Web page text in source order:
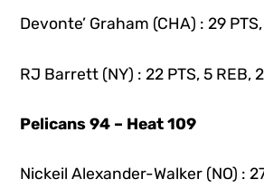
Devonte’ Graham (CHA) : 29
RJ Barrett (NY) : 22 PTS, 5 REB,
Pelicans 94 – Heat 109
Nickeil Alexander-Walker (NO) :